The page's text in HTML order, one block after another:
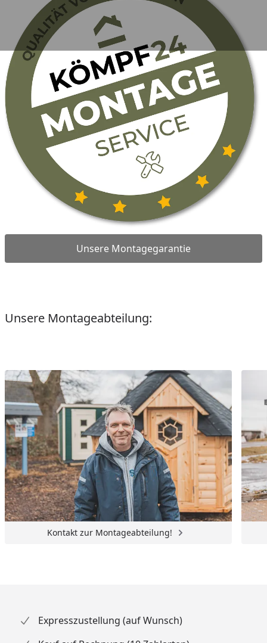
Unsere Montagegarantie
Unsere Montageabteilung:
Kontakt zur Montageabteilung!
Expresszustellung (auf Wunsch)